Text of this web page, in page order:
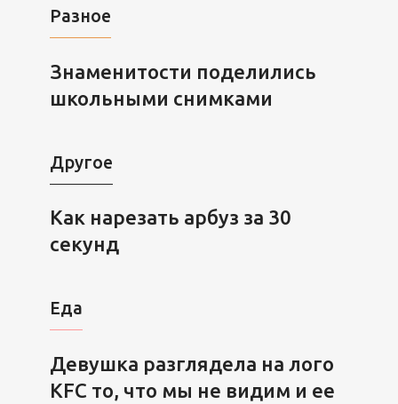
Разное
Знаменитости поделились
школьными снимками
Другое
Как нарезать арбуз за 30
секунд
Еда
Девушка разглядела на лого
KFC то, что мы не видим и ее